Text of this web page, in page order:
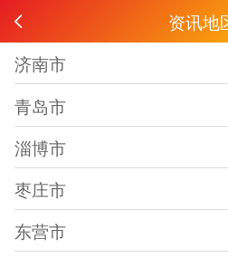
资讯地
济南市
青岛市
淄博市
枣庄市
东营市